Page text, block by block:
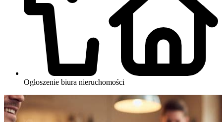
Ogłoszenie biura nieruchomości